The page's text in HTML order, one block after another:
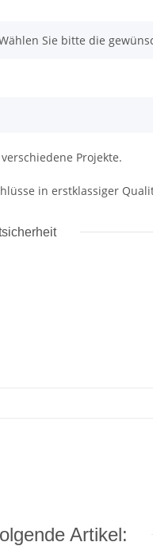
Sie bitte die
Projekte.
Verschlüsse in
Artikel: